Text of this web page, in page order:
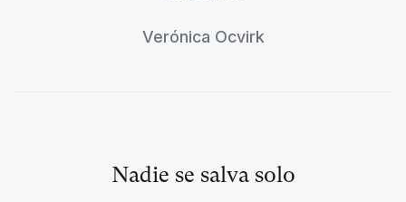
Verónica Ocvirk
Nadie se salva solo